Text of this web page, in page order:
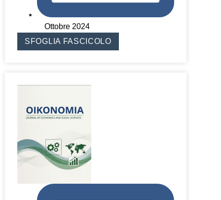
Ottobre 2024
SFOGLIA FASCICOLO